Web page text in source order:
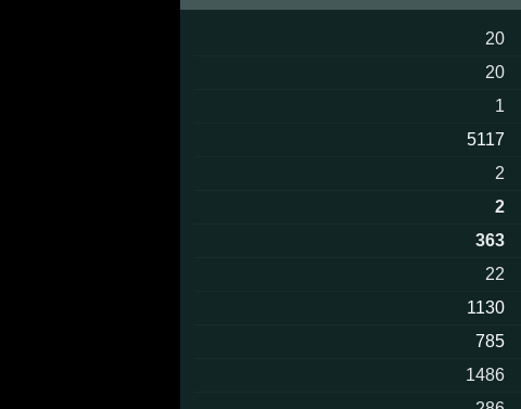
20
20
1
5117
2
2
363
22
1130
785
1486